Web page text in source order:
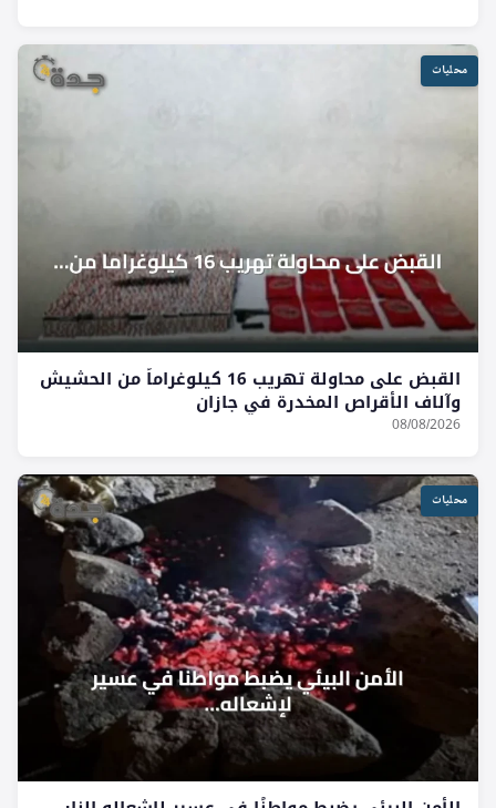
محليات
القبض على محاولة تهريب 16 كيلوغراماً من الحشيش
وآلاف الأقراص المخدرة في جازان
08/08/2026
محليات